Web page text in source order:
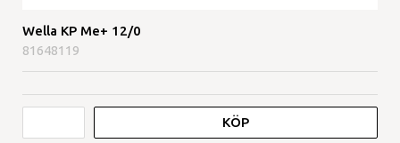
Wella KP Me+ 12/0
81648119
KÖP